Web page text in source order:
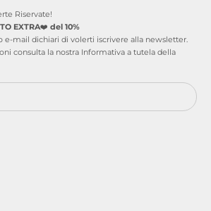
Riservate!
EXTRA❤️ del 10%
e-mail dichiari di volerti iscrivere alla newsletter.
consulta la nostra Informativa a tutela della